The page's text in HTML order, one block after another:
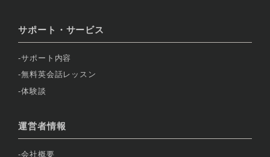
サポート・サービス
サポート内容
無料英会話レッスン
体験談
運営者情報
会社概要